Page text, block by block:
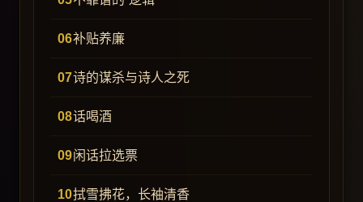
补贴养廉
诗的谋杀与诗人之死
话喝酒
闲话拉选票
拭雪拂花，长袖清香